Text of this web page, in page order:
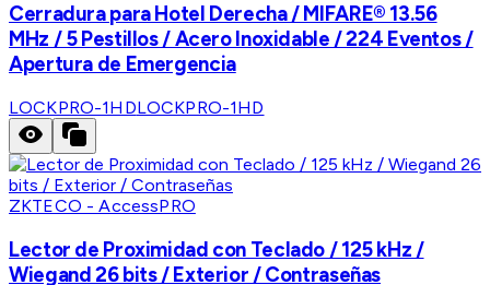
Cerradura para Hotel Derecha / MIFARE® 13.56
MHz / 5 Pestillos / Acero Inoxidable / 224 Eventos /
Apertura de Emergencia
LOCKPRO-1HDLOCKPRO-1HD
ZKTECO - AccessPRO
Lector de Proximidad con Teclado / 125 kHz /
Wiegand 26 bits / Exterior / Contraseñas